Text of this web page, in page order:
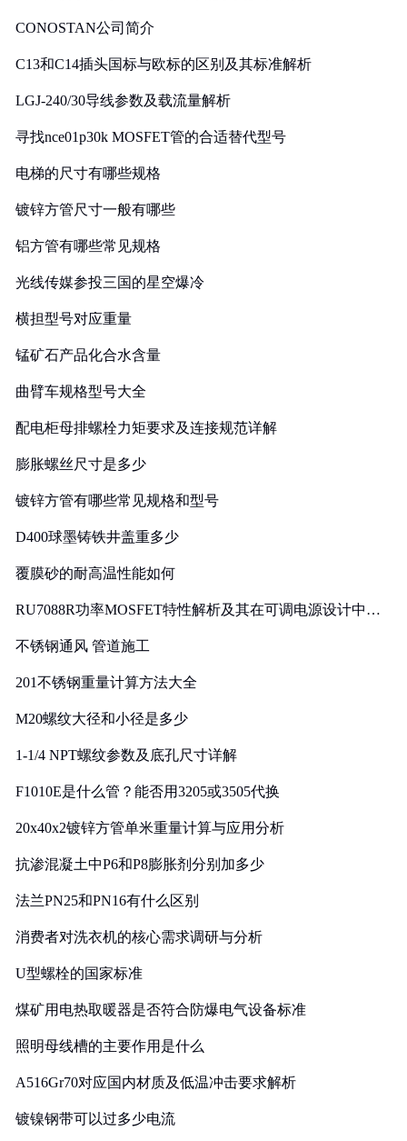
CONOSTAN公司简介
C13和C14插头国标与欧标的区别及其标准解析
LGJ-240/30导线参数及载流量解析
寻找nce01p30k MOSFET管的合适替代型号
电梯的尺寸有哪些规格
镀锌方管尺寸一般有哪些
铝方管有哪些常见规格
光线传媒参投三国的星空爆冷
横担型号对应重量
锰矿石产品化合水含量
曲臂车规格型号大全
配电柜母排螺栓力矩要求及连接规范详解
膨胀螺丝尺寸是多少
镀锌方管有哪些常见规格和型号
D400球墨铸铁井盖重多少
覆膜砂的耐高温性能如何
RU7088R功率MOSFET特性解析及其在可调电源设计中的
不锈钢通风 管道施工
201不锈钢重量计算方法大全
M20螺纹大径和小径是多少
1-1/4 NPT螺纹参数及底孔尺寸详解
F1010E是什么管？能否用3205或3505代换
20x40x2镀锌方管单米重量计算与应用分析
抗渗混凝土中P6和P8膨胀剂分别加多少
法兰PN25和PN16有什么区别
消费者对洗衣机的核心需求调研与分析
U型螺栓的国家标准
煤矿用电热取暖器是否符合防爆电气设备标准
照明母线槽的主要作用是什么
A516Gr70对应国内材质及低温冲击要求解析
镀镍钢带可以过多少电流